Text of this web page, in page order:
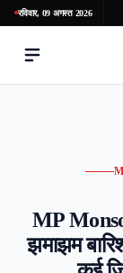
रविवार, 09 अगस्त 2026
MP
झमाझम